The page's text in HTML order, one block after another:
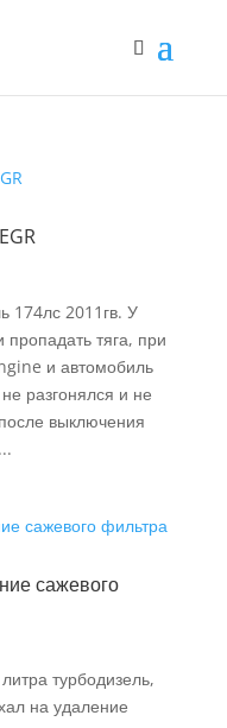
174лс 2011гв. У
тяга, при
и автомобиль
разгонялся и не
выключения
сажевого
турбодизель,
на удаление